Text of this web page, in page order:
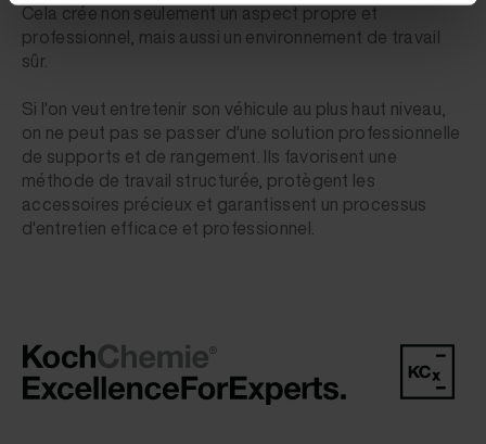
Cela crée non seulement un aspect propre et
professionnel, mais aussi un environnement de travail
sûr.
Si l'on veut entretenir son véhicule au plus haut niveau,
on ne peut pas se passer d'une solution professionnelle
de supports et de rangement. Ils favorisent une
méthode de travail structurée, protègent les
accessoires précieux et garantissent un processus
d'entretien efficace et professionnel.